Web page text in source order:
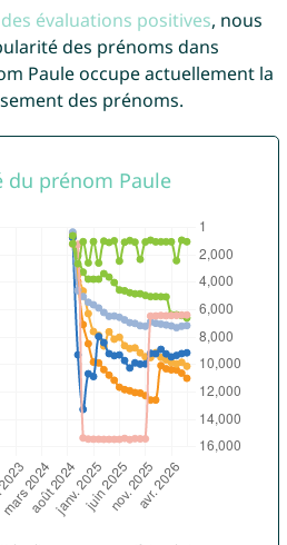
évaluations positives, nous
des prénoms dans
Paule occupe actuellement la
des prénoms.